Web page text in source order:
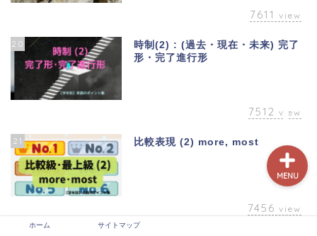
7611 view
20
時制(2) : (過去・現在・未来) 完了
形・完了進行形
7512 view
21 比較表現 (2) more, most
7456 view
ホーム サイトマップ
MENU